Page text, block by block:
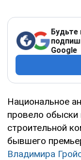
Будьте
Google
Национальное
провело обыски
строительной
бывшего
Владимира